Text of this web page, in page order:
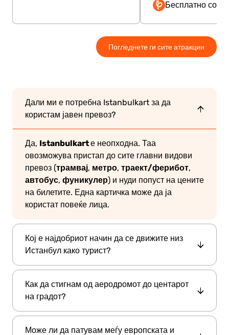
Бесплатно со
Погледнете ги сите атракции
Дали ми е потребна Istanbulkart за да
користам јавен превоз?
Да, Istanbulkartе неопходна. Таа
овозможува пристап до сите главни видови
превоз (трамвај, метро, траект/ферибот,
автобус, фуникулер) и нуди попуст на цените
на билетите. Една картичка може да ја
користат повеќе лица.
Кој е најдобриот начин да се движите низ
Истанбул како турист?
Најефикасен начин е да користите јавен
превоз—особено системите затрамвај , метро
фери . Тие се брзи, достапни и поврзуваат
најголем број на главни атракции како
Султанахмет,ТаксимиКадикој.
Как да стигнам од аеродромот до центарот
на градот?
Можете да ја земете линијата M11 со метро
Може ли да патувам меѓу европската и